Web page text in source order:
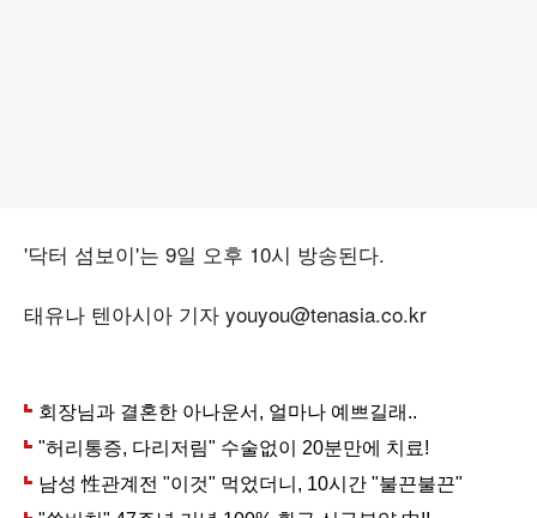
'닥터 섬보이'는 9일 오후 10시 방송된다.
태유나 텐아시아 기자 youyou@tenasia.co.kr